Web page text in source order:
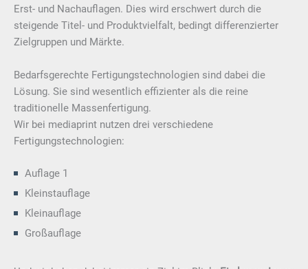
Erst- und Nachauflagen. Dies wird erschwert durch die
steigende Titel- und Produktvielfalt, bedingt differenzierter
Zielgruppen und Märkte.
Bedarfsgerechte Fertigungstechnologien sind dabei die
Lösung. Sie sind wesentlich effizienter als die reine
traditionelle Massenfertigung.
Wir bei mediaprint nutzen drei verschiedene
Fertigungstechnologien:
Auflage 1
Kleinstauflage
Kleinauflage
Großauflage